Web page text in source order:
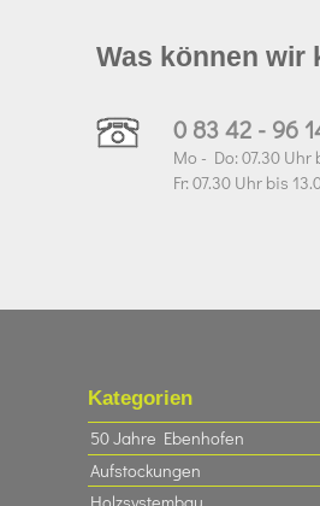
Was können wir
0 83 42 - 96
Mo - Do: 07.30 Uhr
Fr: 07.30 Uhr bis
Kategorien
50 Jahre Ebenhofen
Aufstockungen